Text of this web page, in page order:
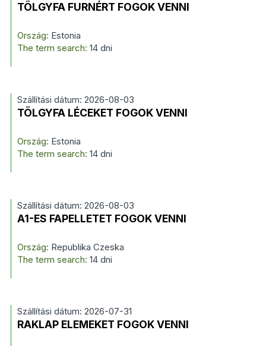
TÖLGYFA FURNÉRT FOGOK VENNI
Ország: Estonia
The term search: 14 dni
Szállítási dátum: 2026-08-03
TÖLGYFA LÉCEKET FOGOK VENNI
Ország: Estonia
The term search: 14 dni
Szállítási dátum: 2026-08-03
A1-ES FAPELLETET FOGOK VENNI
Ország: Republika Czeska
The term search: 14 dni
Szállítási dátum: 2026-07-31
RAKLAP ELEMEKET FOGOK VENNI